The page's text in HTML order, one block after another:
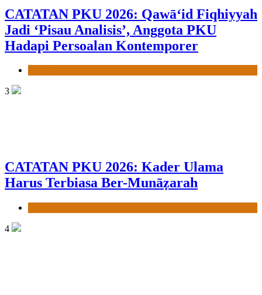
CATATAN PKU 2026: Qawā‘id Fiqhiyyah
Jadi ‘Pisau Analisis’, Anggota PKU
Hadapi Persoalan Kontemporer
3
CATATAN PKU 2026: Kader Ulama
Harus Terbiasa Ber-Munāẓarah
4